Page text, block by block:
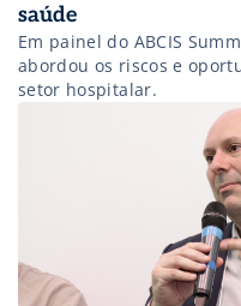
saúde
Em painel do ABCIS
abordou os riscos e
setor hospitalar.